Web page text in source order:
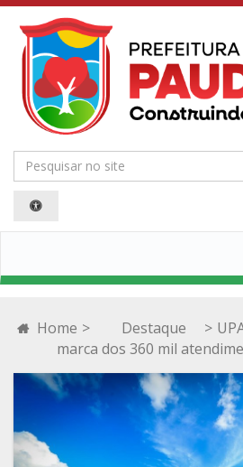
Home > Destaque >
marca dos 360 mil